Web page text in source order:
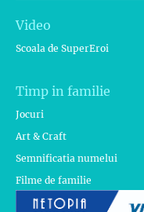
Video
Scoala de SuperEroi
Timp in familie
Jocuri
Art & Craft
Semnificatia numelui
Filme de familie